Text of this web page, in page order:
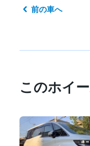
前の車へ
このホイ